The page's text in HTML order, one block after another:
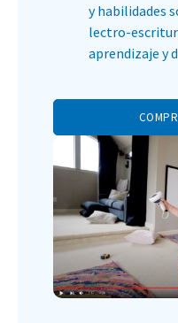
y habilidades
lectro-
aprendizaje y